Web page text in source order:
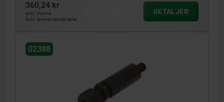
360,24 kr
exkl. moms
Exkl. leveranskostnader
DETALJER
02388